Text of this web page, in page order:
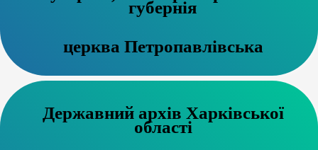
губернія
церква Петропавлівська
Державний архів Харківської
області